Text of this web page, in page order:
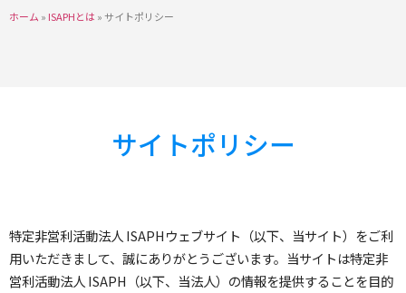
ホーム » ISAPHとは »サイトポリシー
サイトポリシー
特定非営利活動法人 ISAPHウェブサイト（以下、当サイト）をご利
用いただきまして、誠にありがとうございます。当サイトは特定非
営利活動法人 ISAPH（以下、当法人）の情報を提供することを目的